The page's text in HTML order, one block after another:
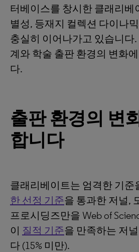
터베이스를 창시한 클래리베
별성, 등재지 컬렉션 다이나
충실히 이어나가고 있습니다
계와 학술 출판 환경의 변화
다.
출판 환경의 변
합니다
클래리베이트는 엄격한 기준
한 선정 기준을 통과한 저널,
프로시딩즈만을 Web of
이 질적 기준을 만족하는 저
다 (15% 미만).